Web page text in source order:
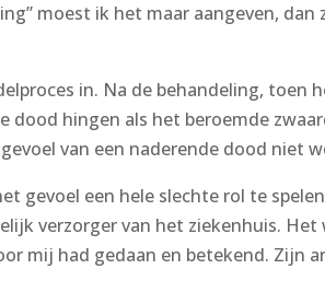
moest ik het maar aangeven, dan
in. Na de behandeling, toen
dood hingen als het beroemde
van een naderende dood niet
gevoel een hele slechte rol te
verzorger van het ziekenhuis. Het
mij had gedaan en betekend. Zijn